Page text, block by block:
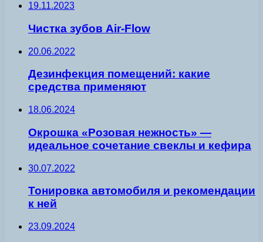
19.11.2023
Чистка зубов Air-Flow
20.06.2022
Дезинфекция помещений: какие
средства применяют
18.06.2024
Окрошка «Розовая нежность» —
идеальное сочетание свеклы и кефира
30.07.2022
Тонировка автомобиля и рекомендации
к ней
23.09.2024